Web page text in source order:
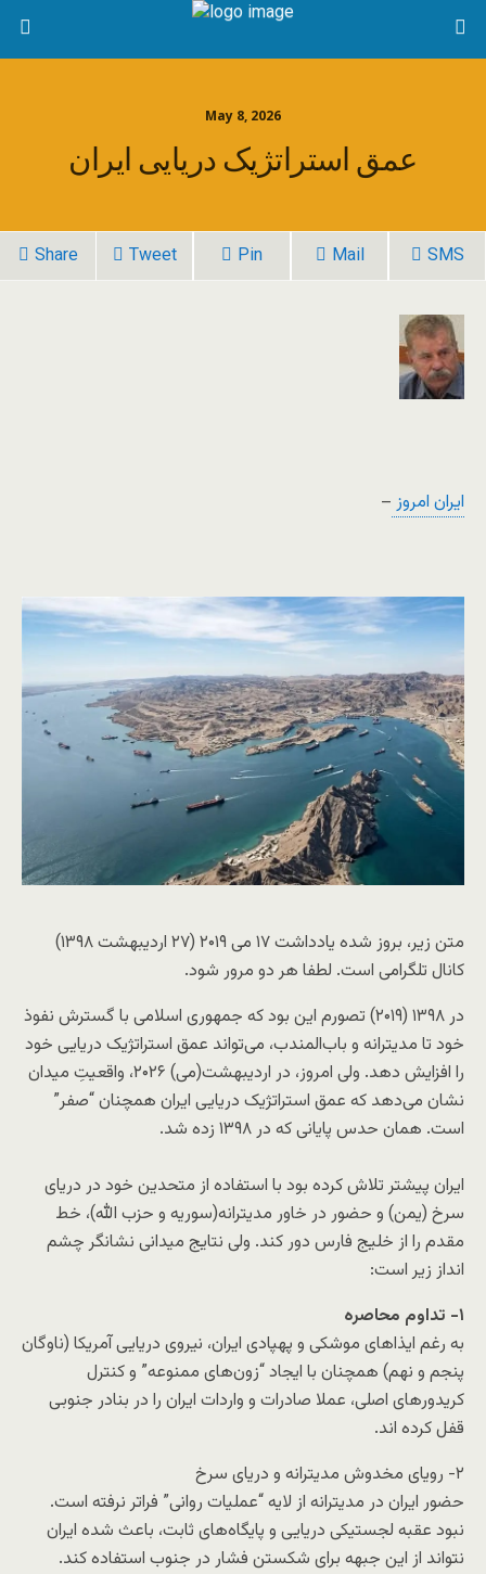
May 8, 2026
عمق استراتژیک دریایی ایران
Share Tweet Pin Mail SMS
ایران امروز –
متن زیر، بروز شده یادداشت ۱۷ می ۲۰۱۹ (۲۷ اردیبهشت ۱۳۹۸)
کانال تلگرامی است. لطفا هر دو مرور شود.
​در ۱۳۹۸ (۲۰۱۹) تصورم این بود که جمهوری اسلامی با گسترش نفوذ
خود تا مدیترانه و باب‌المندب، می‌تواند عمق استراتژیک دریایی خود
را افزایش دهد. ولی امروز، در اردیبهشت(می) ۲۰۲۶، واقعیتِ میدان
نشان می‌دهد که عمق استراتژیک دریایی ایران همچنان “صفر”
است. همان‌ حدس پایانی که در ۱۳۹۸ زده شد.
​ایران پیشتر تلاش کرده بود با استفاده از متحدین خود در دریای
سرخ (یمن) و حضور در خاور مدیترانه(سوریه و حزب الله)، خط
مقدم را از خلیج فارس دور کند. ولی نتایج میدانی نشانگر چشم
انداز زیر است:
۱- تداوم محاصره
به رغم ایذاهای موشکی و پهپادی ایران، نیروی دریایی آمریکا (ناوگان
پنجم و نهم) همچنان با ایجاد “زون‌های ممنوعه” و کنترل
کریدورهای اصلی، عملا صادرات و واردات ایران را در بنادر جنوبی
قفل کرده اند.
۲- رویای مخدوش مدیترانه و دریای سرخ
حضور ایران در مدیترانه از لایه “عملیات روانی” فراتر نرفته است.
نبود عقبه لجستیکی دریایی و پایگاه‌های ثابت، باعث شده ایران
نتواند از این جبهه برای شکستن فشار در جنوب استفاده کند.